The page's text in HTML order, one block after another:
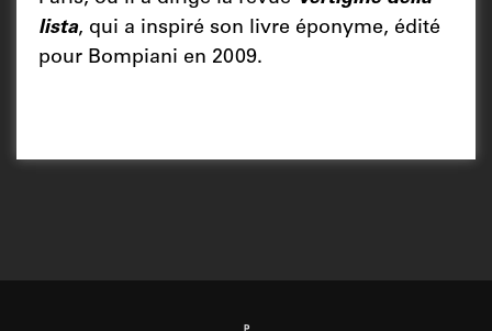
lista, qui a inspiré son livre éponyme, édité
pour Bompiani en 2009.